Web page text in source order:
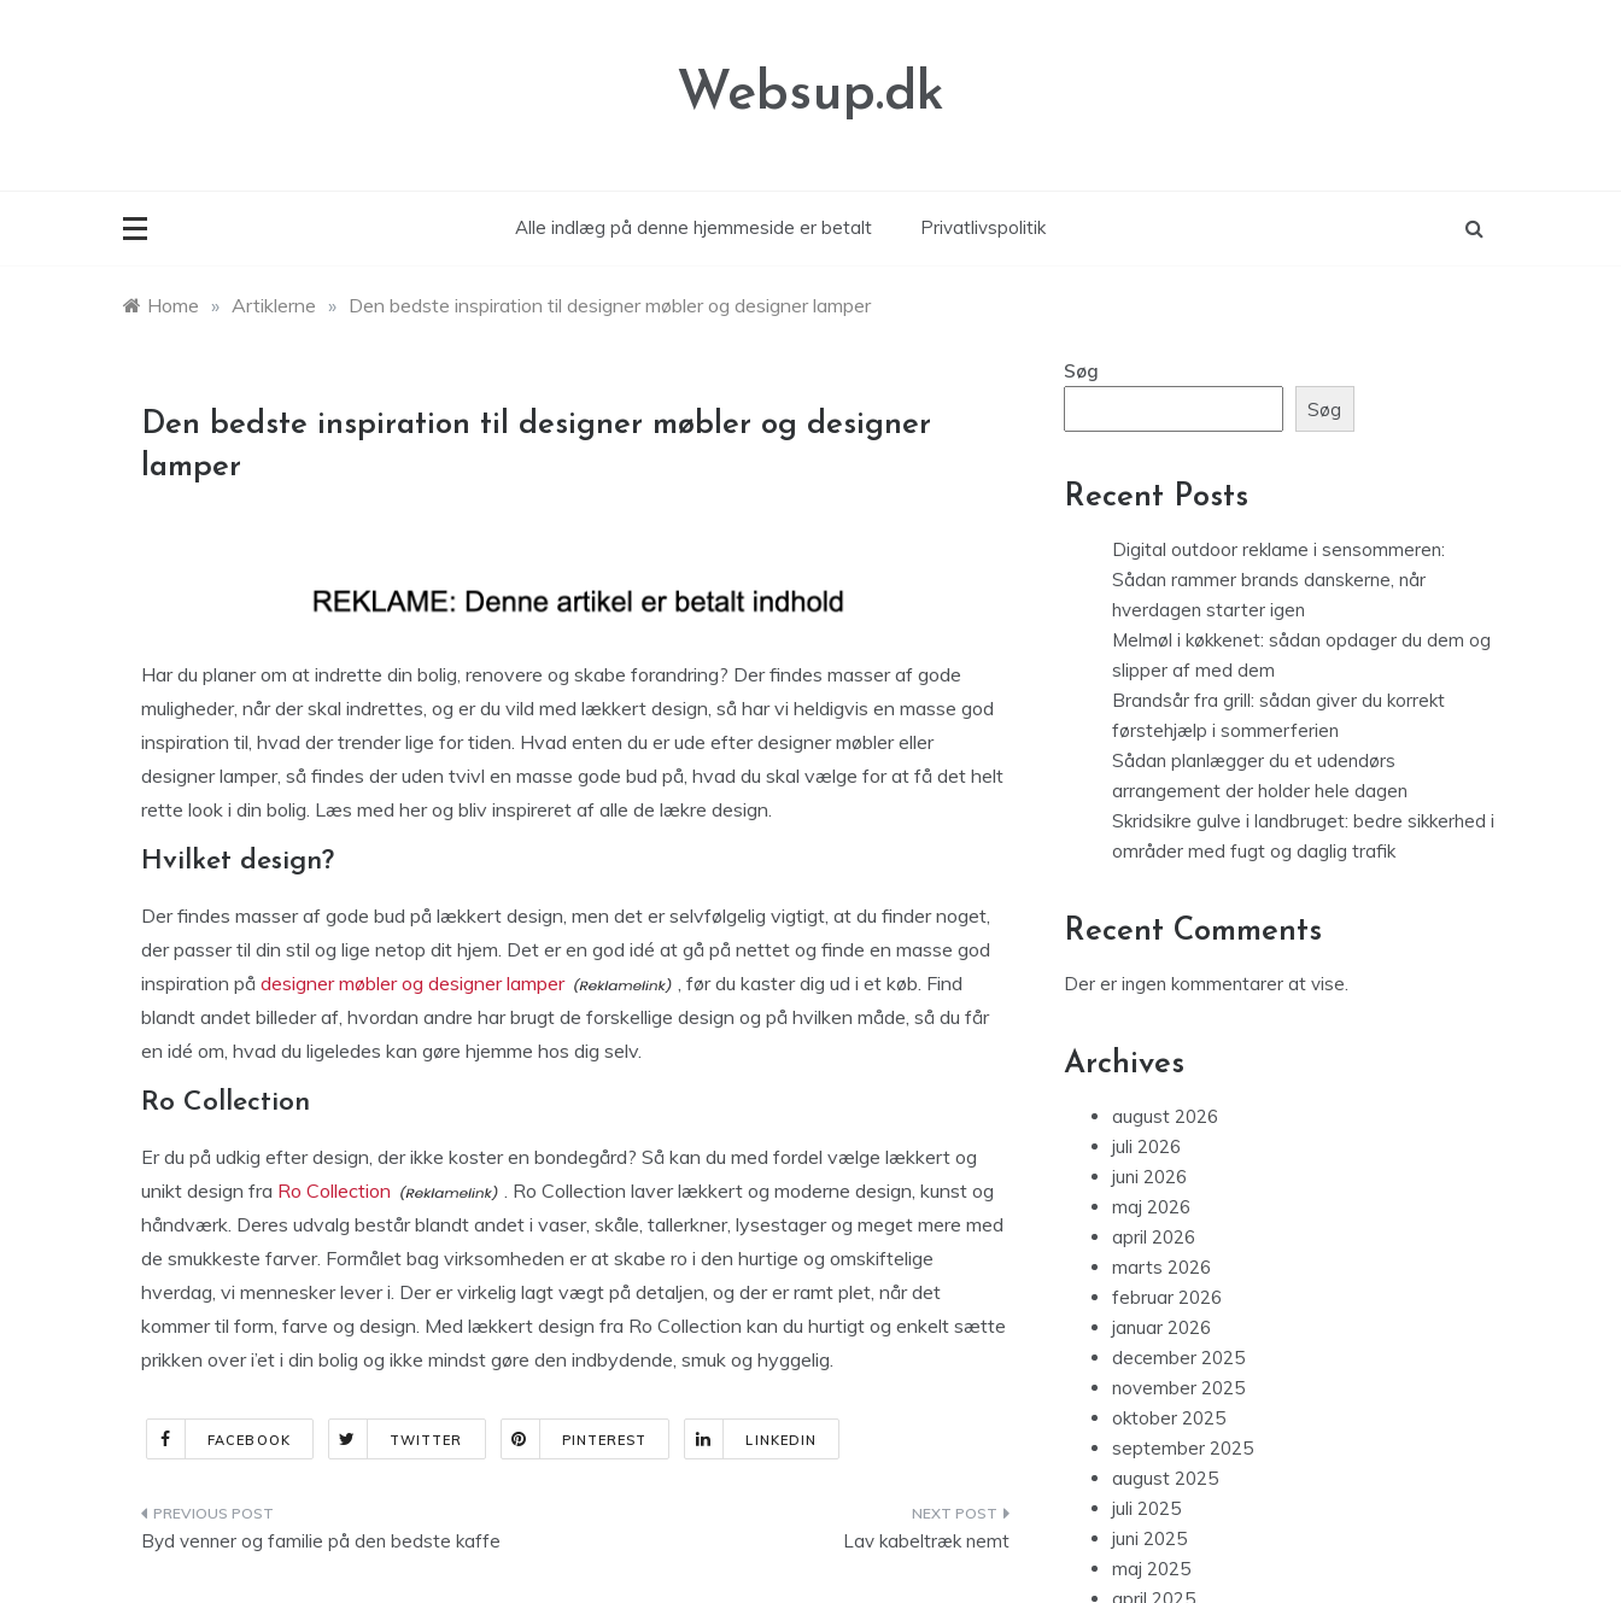
Websup.dk
Alle indlæg på denne hjemmeside er betalt Privatlivspolitik
Home » Artiklerne » Den bedste inspiration til designer møbler og designer lamper
Den bedste inspiration til designer møbler og designer
lamper
Har du planer om at indrette din bolig, renovere og skabe forandring? Der findes masser af gode
muligheder, når der skal indrettes, og er du vild med lækkert design, så har vi heldigvis en masse god
inspiration til, hvad der trender lige for tiden. Hvad enten du er ude efter designer møbler eller
designer lamper, så findes der uden tvivl en masse gode bud på, hvad du skal vælge for at få det helt
rette look i din bolig. Læs med her og bliv inspireret af alle de lækre design.
Hvilket design?
Der findes masser af gode bud på lækkert design, men det er selvfølgelig vigtigt, at du finder noget,
der passer til din stil og lige netop dit hjem. Det er en god idé at gå på nettet og finde en masse god
inspiration på designer møbler og designer lamper
, før du kaster dig ud i et køb. Find
blandt andet billeder af, hvordan andre har brugt de forskellige design og på hvilken måde, så du får
en idé om, hvad du ligeledes kan gøre hjemme hos dig selv.
Ro Collection
Er du på udkig efter design, der ikke koster en bondegård? Så kan du med fordel vælge lækkert og
unikt design fra Ro Collection
. Ro Collection laver lækkert og moderne design, kunst og
håndværk. Deres udvalg består blandt andet i vaser, skåle, tallerkner, lysestager og meget mere med
de smukkeste farver. Formålet bag virksomheden er at skabe ro i den hurtige og omskiftelige
hverdag, vi mennesker lever i. Der er virkelig lagt vægt på detaljen, og der er ramt plet, når det
kommer til form, farve og design. Med lækkert design fra Ro Collection kan du hurtigt og enkelt sætte
prikken over i’et i din bolig og ikke mindst gøre den indbydende, smuk og hyggelig.
FACEBOOK TWITTER PINTEREST LINKEDIN
Indlægsnavigation
Byd venner og familie på den bedste kaffe Lav kabeltræk nemt
Søg
Søg
Recent Posts
Digital outdoor reklame i sensommeren:
Sådan rammer brands danskerne, når
hverdagen starter igen
Melmøl i køkkenet: sådan opdager du dem og
slipper af med dem
Brandsår fra grill: sådan giver du korrekt
førstehjælp i sommerferien
Sådan planlægger du et udendørs
arrangement der holder hele dagen
Skridsikre gulve i landbruget: bedre sikkerhed i
områder med fugt og daglig trafik
Recent Comments
Der er ingen kommentarer at vise.
Archives
august 2026
juli 2026
juni 2026
maj 2026
april 2026
marts 2026
februar 2026
januar 2026
december 2025
november 2025
oktober 2025
september 2025
august 2025
juli 2025
juni 2025
maj 2025